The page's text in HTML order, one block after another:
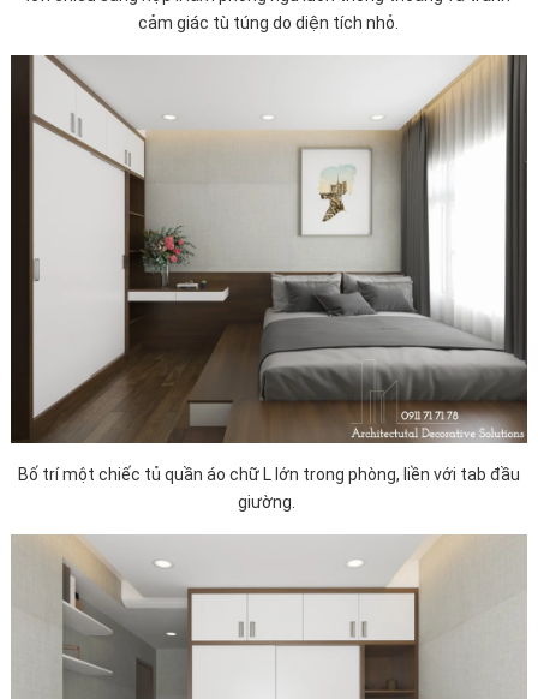
cảm giác tù túng do diện tích nhỏ.
Bố trí một chiếc tủ quần áo chữ L lớn trong phòng, liền với tab đầu
giường.